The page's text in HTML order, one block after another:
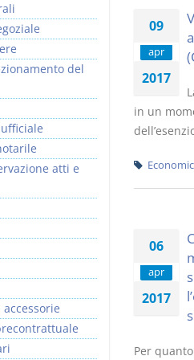
09
apr
2017
in un
06
apr
2017
Per
del
atti e